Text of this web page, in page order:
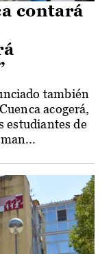
contará
también
acogerá,
estudiantes de